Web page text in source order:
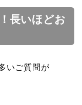
長いほどお
いご質問が